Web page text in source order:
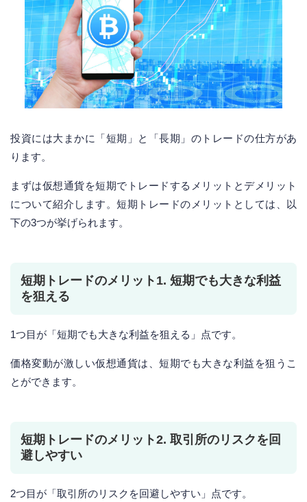
投資には大まかに「短期」と「長期」のトレードの仕方があ
ります。
まずは仮想通貨を短期でトレードするメリットとデメリット
について紹介します。短期トレードのメリットとしては、以
下の3つが挙げられます。
短期トレードのメリット1. 短期でも大きな利益
を狙える
1つ目が「短期でも大きな利益を狙える」点です。
価格変動が激しい仮想通貨は、短期でも大きな利益を狙うこ
とができます。
短期トレードのメリット2. 取引所のリスクを回
避しやすい
2つ目が「取引所のリスクを回避しやすい」点です。